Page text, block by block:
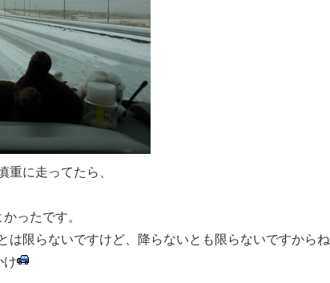
重に走ってたら、
ったです。
は限らないですけど、降らないとも限らないですからね
け